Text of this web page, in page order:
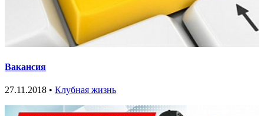
Вакансия
27.11.2018 • Клубная жизнь